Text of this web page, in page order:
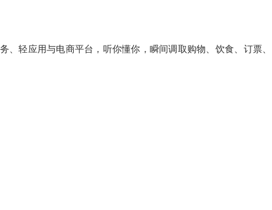
、轻应用与电商平台，听你懂你，瞬间调取购物、饮食、订票、